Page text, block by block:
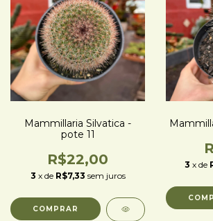
Mammillaria Silvatica -
pote 11
R$22,00
3 x de R$7,33 sem juros
3 x de